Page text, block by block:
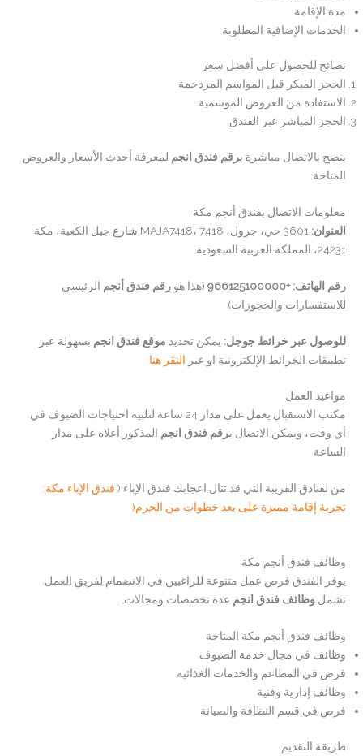
مدة الإقامة
الخدمات الإضافية المطلوبة
نصائح للحصول على أفضل سعر
الحجز المبكر قبل المواسم المزدحمة
الاستفادة من العروض الموسمية
الحجز المباشر عبر الفندق
ينصح بالاتصال مباشرة برقم فندق انجم لمعرفة أحدث الأسعار والعروض
المتاحة.
معلومات الاتصال بفندق أنجم مكة
العنوان:
3601 حي، جرول، MAJA7418، 7418 شارع جبل الكعبة، مكة
24231، المملكة العربية السعودية
رقم الهاتف: +966125100000 (هذا هورقم فندق أنجم الرئيسي
للاستفسارات والحجوزات)
للوصول عبر خرائط جوجل: يمكن تحديد موقع فندق انجم بسهولة عبر
تطبيقات الخرائط الإلكترونية او عبر النقر هنا
مواعيد العمل
مكتب الاستقبال يعمل على مدار 24 ساعة لتلبية احتياجات الضيوف في
أي وقت، ويمكن الاتصال برقم فندق انجم المذكور أعلاه على مدار
الساعة
من لفنادق القريبة التي قد تنال اعجابك فندق الإباء ( فندق الإباء مكة:
تجربة إقامة مميزة على بعد خطوات من الحرم(
وظائف فندق أنجم مكة
يوفر الفندق فرص عمل متنوعة للراغبين في الانضمام لفريق العمل.
تشملوظائف فندق انجم عدة تخصصات ومجالات.
وظائف فندق أنجم مكة المتاحة
وظائف في مجال خدمة الضيوف
فرص في المطاعم والخدمات الغذائية
وظائف إدارية وفنية
فرص في قسم النظافة والصيانة
طريقة التقديم